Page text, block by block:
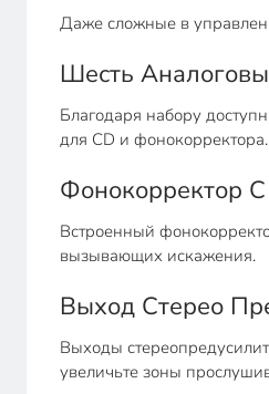
Даже сложные в
Шесть
Благодаря набору
для CD и фонокорректора.
Фонокорректор
Встроенный
вызывающих искажения.
Выход Стерео
Выходы
увеличьте зоны